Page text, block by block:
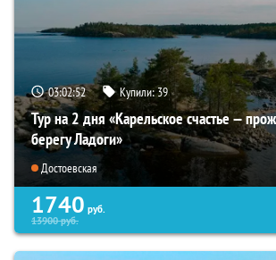
03:02:51 Купили:39
Тур на 2 дня «Карельское счастье —
берегу Ладоги»
Достоевская
1740 руб.
13900руб.